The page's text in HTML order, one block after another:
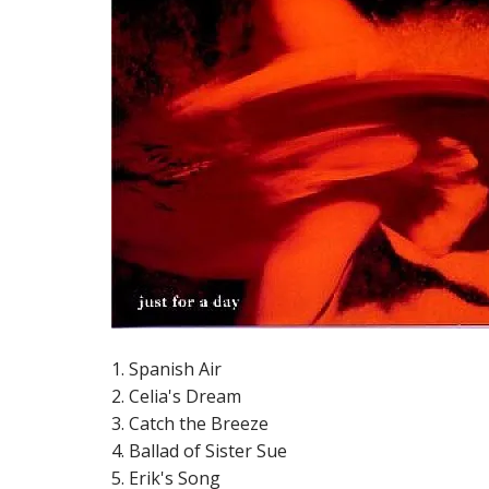
1. Spanish Air
2. Celia's Dream
3. Catch the Breeze
4. Ballad of Sister Sue
5. Erik's Song